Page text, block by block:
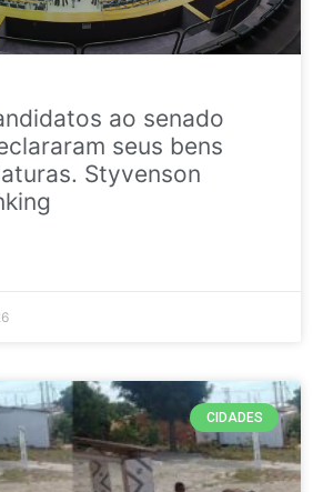
ao senado
seus bens
Styvenson
CIDADES